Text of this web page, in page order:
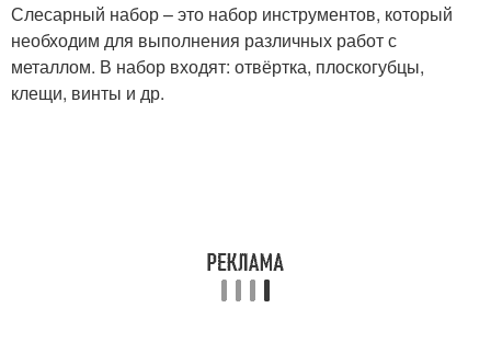
Слесарный набор – это набор инструментов, который
необходим для выполнения различных работ с
металлом. В набор входят: отвёртка, плоскогубцы,
клещи, винты и др.